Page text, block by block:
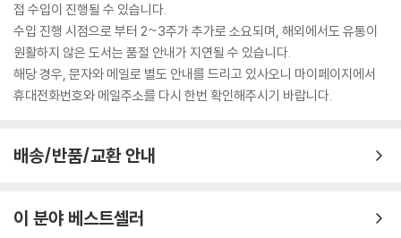
접 수입이 진행될 수 있습니다.
수입 진행 시점으로 부터 2~3주가 추가로 소요되며, 해외에서도 유통이
원활하지 않은 도서는 품절 안내가 지연될 수 있습니다.
해당 경우, 문자와 메일로 별도 안내를 드리고 있사오니 마이페이지에서
휴대전화번호와 메일주소를 다시 한번 확인해주시기 바랍니다.
배송/반품/교환 안내
이 분야 베스트셀러